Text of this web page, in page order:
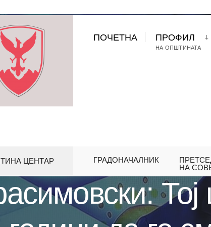
ПОЧЕТНА ПРОФИЛ
НА ОПШТИНАТА
ЦЕНТАР ГРАДОНАЧАЛНИК
НА
ПРЕС ГЕРАСИМОВСКИ: ТОЈ ШТО